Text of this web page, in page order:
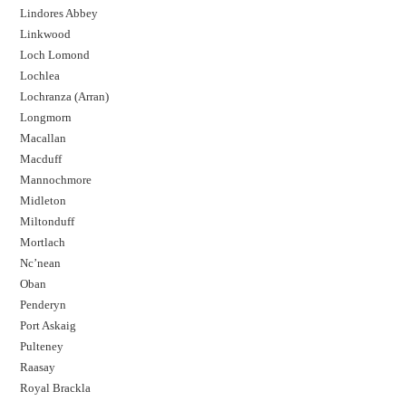
Lindores Abbey
Linkwood
Loch Lomond
Lochlea
Lochranza (Arran)
Longmorn
Macallan
Macduff
Mannochmore
Midleton
Miltonduff
Mortlach
Nc’nean
Oban
Penderyn
Port Askaig
Pulteney
Raasay
Royal Brackla